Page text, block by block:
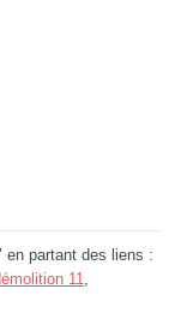
en partant des liens :
11,